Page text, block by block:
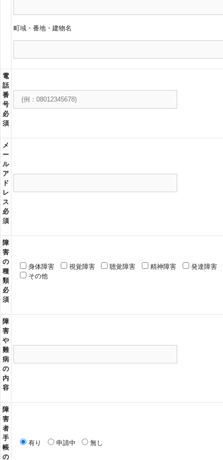
町域・番地・建物名
電
話
番
号
必
須
メ
ー
ル
ア
ド
レ
ス
必
須
障
害
の
種
類
必
須
身体障害 視覚障害 聴覚障害 精神障害
発達障害
その他
障
害
や
難
病
の
内
容
障
害
者
手
帳
の
有り 申請中 無し